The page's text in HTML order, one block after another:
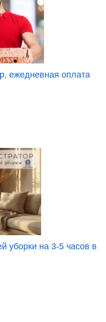
ежедневная оплата
уборки на 3-5 часов в